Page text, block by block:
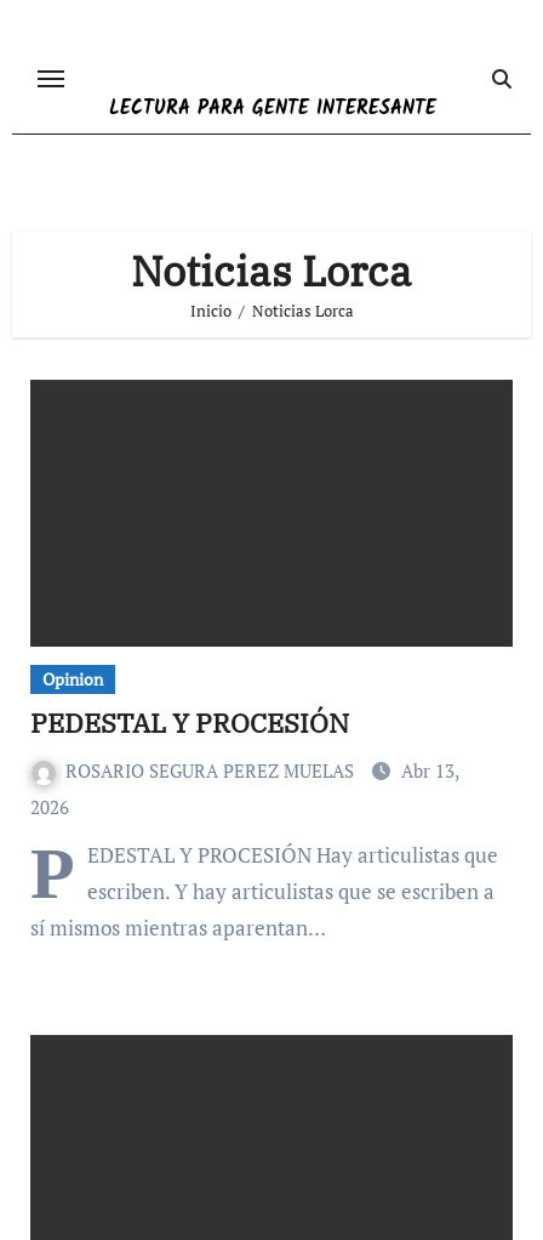
contenido
LECTURA PARA GENTE INTERESANTE
Noticias Lorca
Inicio Noticias Lorca
Opinion
PEDESTAL Y PROCESIÓN
ROSARIO SEGURA PEREZ MUELAS
Abr 13,
2026
P EDESTAL Y PROCESIÓN Hay articulistas que
escriben. Y hay articulistas que se escriben a
sí mismos mientras aparentan…